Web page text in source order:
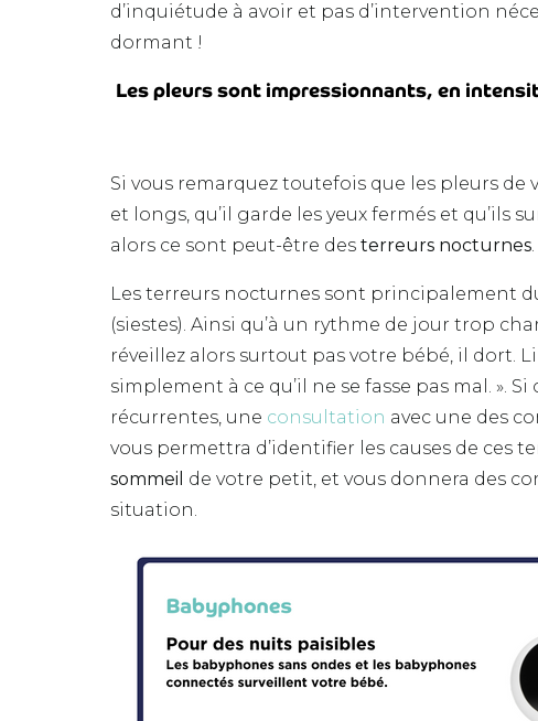
d’inquiétude à avoir et pas d’intervention
dormant !
Les pleurs sont impressionnants, en
Si vous remarquez toutefois que les pleurs
et longs, qu’il garde les yeux fermés et qu’ils
alors ce sont peut-être des terreurs nocturnes.
Les terreurs nocturnes sont principalement
(siestes). Ainsi qu’à un rythme de jour trop
réveillez alors surtout pas votre bébé, il dort.
simplement à ce qu’il ne se fasse pas mal. ».
récurrentes, une consultation avec une des
vous permettra d’identifier les causes de ces
sommeil de votre petit, et vous donnera des
situation.